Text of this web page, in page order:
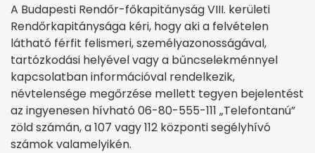
A Budapesti Rendőr-főkapitányság VIII. kerületi
Rendőrkapitánysága kéri, hogy aki a felvételen
látható férfit felismeri, személyazonosságával,
tartózkodási helyével vagy a bűncselekménnyel
kapcsolatban információval rendelkezik,
névtelensége megőrzése mellett tegyen bejelentést
az ingyenesen hívható 06-80-555-111 „Telefontanú”
zöld számán, a 107 vagy 112 központi segélyhívó
számok valamelyikén.